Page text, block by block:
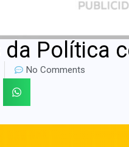
Política
No Comments